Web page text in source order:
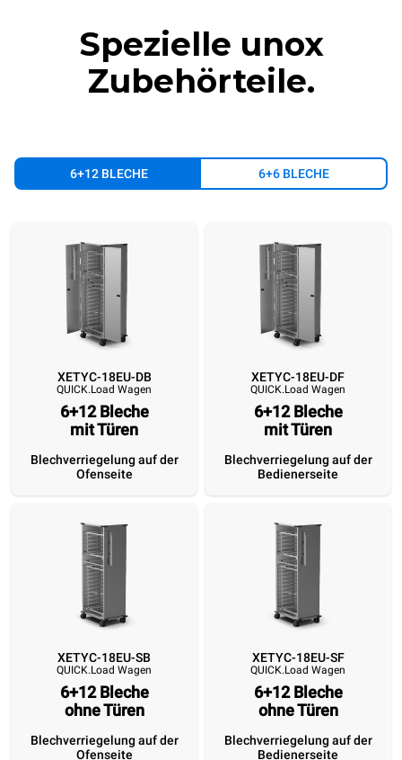
Spezielle unox
Zubehörteile.
6+12 BLECHE 6+6 BLECHE
XETYC-18EU-DB
QUICK.Load Wagen
6+12 Bleche
Blechverriegelung
XETYC-18EU-DF
QUICK.Load Wagen
6+12 Bleche
Blechverriegelung
XETYC-18EU-SB
QUICK.Load Wagen
6+12 Bleche
Blechverriegelung
XETYC-
QUICK.Load
6+12
XETYC-18EU-DB
QUICK.Load Wagen
6+12 Bleche
mit Türen
Blechverriegelung auf der
Ofenseite
XETYC-18EU-DF
QUICK.Load Wagen
6+12 Bleche
mit Türen
Blechverriegelung auf der
Bedienerseite
XETYC-18EU-SB
QUICK.Load Wagen
6+12 Bleche
ohne Türen
Blechverriegelung auf der
Ofenseite
XETYC-18EU-SF
QUICK.Load Wagen
6+12 Bleche
ohne Türen
Blechverriegelung auf der
Bedienerseite